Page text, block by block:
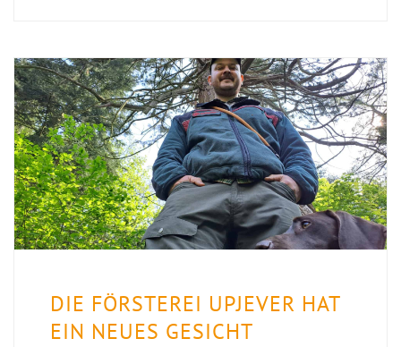
DIE FÖRSTEREI UPJEVER HAT
EIN NEUES GESICHT